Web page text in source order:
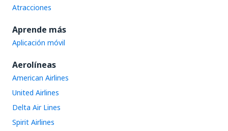
Atracciones
Aprende más
Aplicación móvil
Aerolíneas
American Airlines
United Airlines
Delta Air Lines
Spirit Airlines